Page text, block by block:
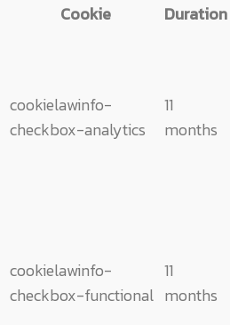
Cookie
Duration
cookielawinfo-
checkbox-analytics
11
months
cookielawinfo-
checkbox-functional
11
months